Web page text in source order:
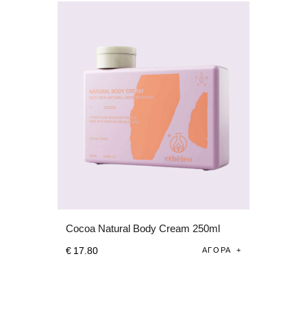
Cocoa Natural Body Cream 250ml
€ 17.80 ΑΓΟΡΆ